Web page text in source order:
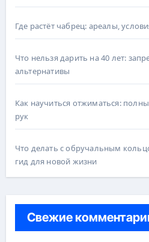
Где растёт чабрец: ареалы,
Что нельзя дарить на 40 лет:
альтернативы
Как научиться отжиматься:
рук
Что делать с обручальным
гид для новой жизни
Свежие